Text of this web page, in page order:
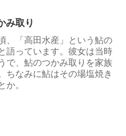
み取り
、「高田水産」という鮎の
語っています。彼女は当時
で、鮎のつかみ取りを家族
ちなみに鮎はその場塩焼き
。